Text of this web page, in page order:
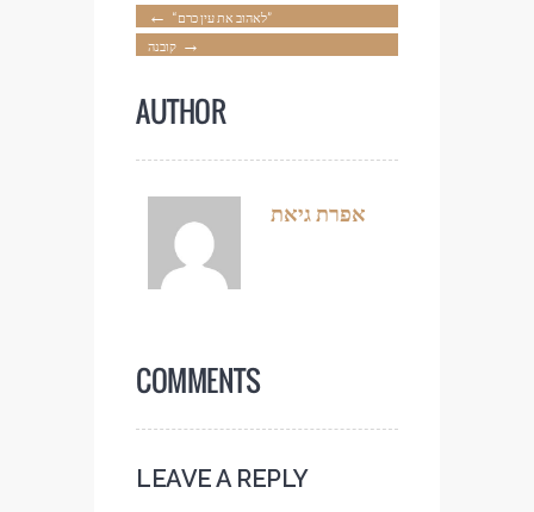
←
“לאהוב את עין כרם”
קובנה →
AUTHOR
אפרת גיאת
COMMENTS
LEAVE A REPLY